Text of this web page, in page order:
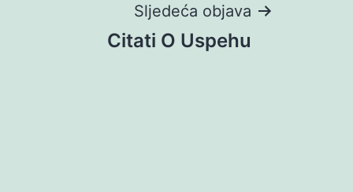
Sljedeća objava
Citati O Uspehu